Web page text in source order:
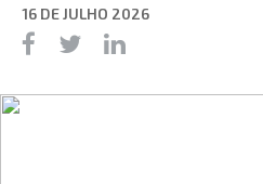
16 DE JULHO 2026